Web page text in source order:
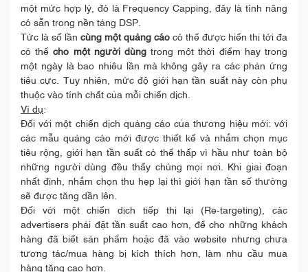
một mức hợp lý, đó là Frequency Capping, đây là tính năng
có sẵn trong nền tảng DSP.
Tức là số lần cùng một quảng cáo có thể được hiển thị tới đa
có thểcho một người dùngtrong một thời điểm hay trong
một ngày là bao nhiêu lần mà không gây ra các phản ứng
tiêu cực. Tuy nhiên, mức độ giới hạn tần suất này còn phụ
thuộc vào tính chất của mỗi chiến dịch.
Ví dụ:
Đối với một chiến dịch quảng cáo của thương hiệu mới: với
các mẫu quảng cáo mới được thiết kế và nhắm chọn mục
tiêu rộng, giới hạn tần suất có thể thấp vì hầu như toàn bộ
những người dùng đều thấy chúng mọi nơi. Khi giai đoạn
nhất định, nhắm chọn thu hẹp lại thì giới hạn tần số thường
sẽ được tăng dần lên.
Đối với một chiến dịch tiếp thị lại (Re-targeting), các
advertisers phải đặt tần suất cao hơn, để cho những khách
hàng đã biết sản phẩm hoặc đã vào website nhưng chưa
tương tác/mua hàng bị kích thích hơn, làm nhu cầu mua
hàng tăng cao hơn.